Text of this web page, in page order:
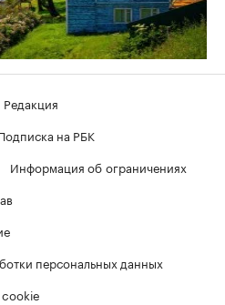
Редакция
на РБК
Информация об ограничениях
персональных данных